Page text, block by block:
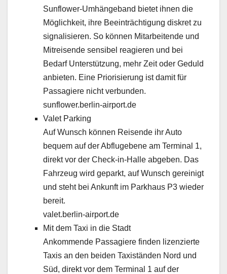
Sunflower‑Umhängeband bietet ihnen die
Möglichkeit, ihre Beein­träch­ti­gung diskret zu
sig­nal­isieren. So kön­nen Mitar­bei­t­ende und
Mitreisende sen­si­bel reagieren und bei
Bedarf Unter­stützung, mehr Zeit oder Geduld
anbi­eten. Eine Pri­or­isierung ist damit für
Pas­sagiere nicht ver­bun­den.
sunflower.berlin-airport.de
Valet Park­ing
Auf Wun­sch kön­nen Reisende ihr Auto
bequem auf der Abflugebene am Ter­mi­nal 1,
direkt vor der Check-in-Halle abgeben. Das
Fahrzeug wird geparkt, auf Wun­sch gere­inigt
und ste­ht bei Ankun­ft im Parkhaus P3 wieder
bere­it.
valet.berlin-airport.de
Mit dem Taxi in die Stadt
Ank­om­mende Pas­sagiere find­en lizen­zierte
Taxis an den bei­den Taxistän­den Nord und
Süd, direkt vor dem Ter­mi­nal 1 auf der